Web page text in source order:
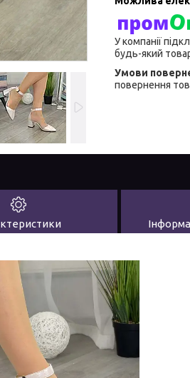
У компанії
будь-який
повернення